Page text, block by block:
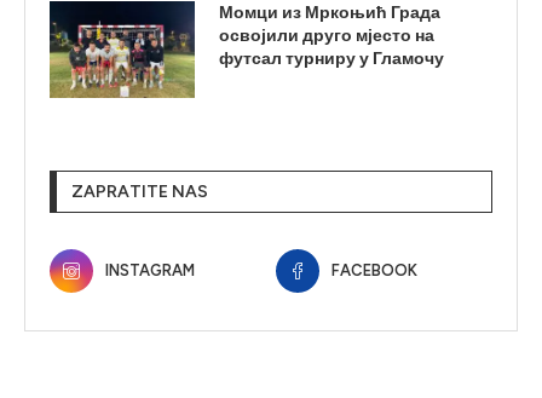
Момци из Мркоњић Града
освојили друго мјесто на
футсал турниру у Гламочу
ZAPRATITE NAS
INSTAGRAM FACEBOOK